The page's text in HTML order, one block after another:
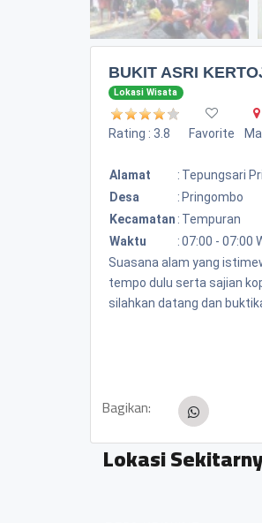
BUKIT ASRI
Lokasi Wisata
Rating : 3.8 Favorite
Alamat : Tepungsari
Desa
: Pringombo
Kecamatan : Tempuran
Waktu
:07:00 - 07:00
Suasana alam yang
tempo dulu serta sajian
silahkan datang dan
Bagikan:
Lokasi